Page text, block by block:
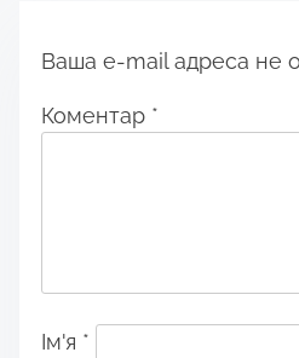
Ваша e-mail адреса не
Коментар *
Ім'я *